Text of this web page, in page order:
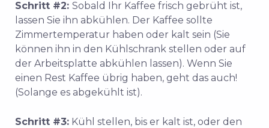
Schritt #2: Sobald Ihr Kaffee frisch gebrüht ist,
lassen Sie ihn abkühlen. Der Kaffee sollte
Zimmertemperatur haben oder kalt sein (Sie
können ihn in den Kühlschrank stellen oder auf
der Arbeitsplatte abkühlen lassen). Wenn Sie
einen Rest Kaffee übrig haben, geht das auch!
(Solange es abgekühlt ist).
Schritt #3: Kühl stellen, bis er kalt ist, oder den